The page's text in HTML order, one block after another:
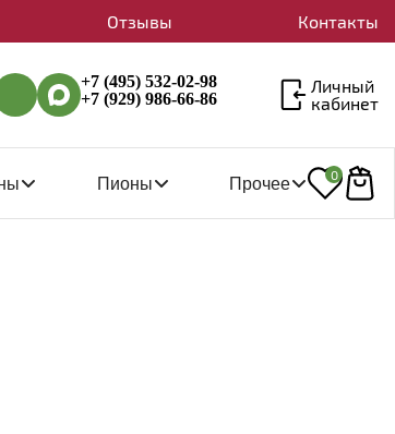
Отзывы Контакты
+7 (495) 532-02-98
+7 (929) 986-66-86
Личный
кабинет
Пионы Прочее 0